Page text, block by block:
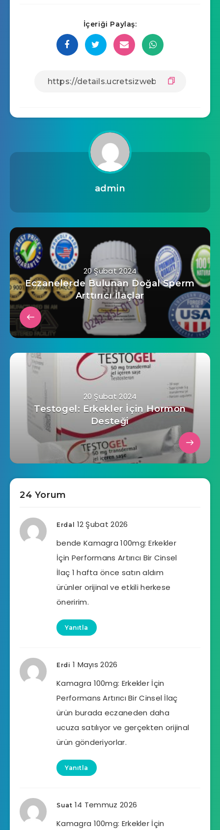
İçeriği Paylaş:
admin
20 Şubat 2024
Eczanelerde Bulunan Doğal Sperm
Arttırıcı İlaçlar
20 Şubat 2024
Testogel: Erkekler İçin Hormon
Desteği
24 Yorum
Erdal 12 Şubat 2026
bende Kamagra 100mg: Erkekler
İçin Performans Artırıcı Bir Cinsel
İlaç 1 hafta önce satın aldım
ürünler orijinal ve etkili herkese
öneririm.
Yanıtla
Erdi 1 Mayıs 2026
Kamagra 100mg: Erkekler İçin
Performans Artırıcı Bir Cinsel İlaç
ürün burada eczaneden daha
ucuza satılıyor ve gerçekten orijinal
ürün gönderiyorlar.
Yanıtla
Suat 14 Temmuz 2026
Kamagra 100mg: Erkekler İçin